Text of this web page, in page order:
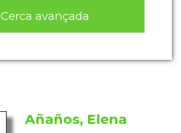
Cerca avançada
Añaños, Elena